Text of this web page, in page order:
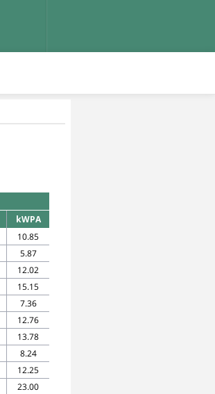
kWPA
10.85
5.87
12.02
15.15
7.36
12.76
13.78
8.24
12.25
23.00